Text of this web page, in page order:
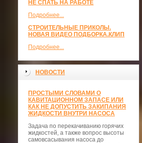
НЕ СПАТЬ НА РАБОТЕ
Подробнее...
СТРОИТЕЛЬНЫЕ ПРИКОЛЫ.
НОВАЯ ВИДЕО ПОДБОРКА.КЛИП
Подробнее...
НОВОСТИ
ПРОСТЫМИ СЛОВАМИ О
КАВИТАЦИОННОМ ЗАПАСЕ ИЛИ
КАК НЕ ДОПУСТИТЬ ЗАКИПАНИЯ
ЖИДКОСТИ ВНУТРИ НАСОСА
Задача по перекачиванию горячих
жидкостей, а также вопрос высоты
самовсасывания насоса до